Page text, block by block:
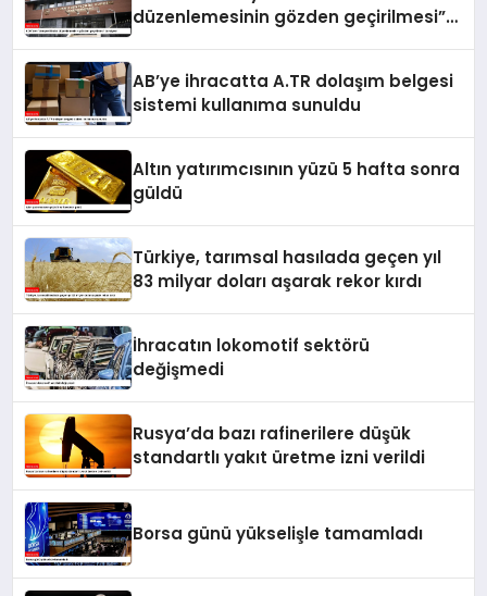
düzenlemesinin gözden geçirilmesi”
AB’ye ihracatta A.TR dolaşım belgesi
sistemi kullanıma sunuldu
Altın yatırımcısının yüzü 5 hafta sonra
güldü
Türkiye, tarımsal hasılada geçen yıl
83 milyar doları aşarak rekor kırdı
İhracatın lokomotif sektörü
değişmedi
Rusya’da bazı rafinerilere düşük
standartlı yakıt üretme izni verildi
Borsa günü yükselişle tamamladı